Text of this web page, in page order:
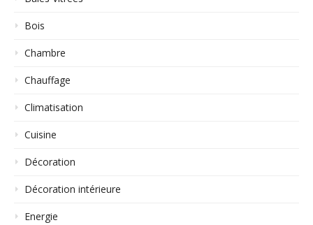
Bois
Chambre
Chauffage
Climatisation
Cuisine
Décoration
Décoration intérieure
Energie